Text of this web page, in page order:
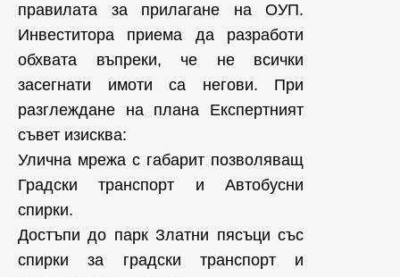
правилата за прилагане на ОУП.
Инвеститора приема да разработи
обхвата въпреки, че не всички
засегнати имоти са негови. При
разглеждане на плана Експертният
съвет изисква:
Улична мрежа с габарит позволяващ
Градски транспорт и Автобусни
спирки.
Достъпи до парк Златни пясъци със
спирки за градски транспорт и